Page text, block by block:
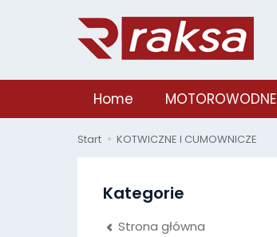
Home MOTOROWODNE
Start KOTWICZNE I CUMOWNICZE
Kategorie
Strona główna